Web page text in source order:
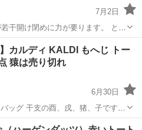
7月2日
干開け閉めに力が要ります。 とっ
本午後からの取引希望です。
グ ありません
】カルディ KALDI もへじ トー
猿は売り切れ
6月30日
グ 干支の酉、戌、猪、子です。
30cm×縦34cm×マチ10cm 内ポケ